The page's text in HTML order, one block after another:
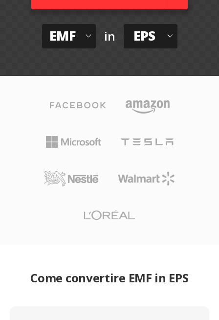
EMF in EPS
Come convertire EMF in EPS